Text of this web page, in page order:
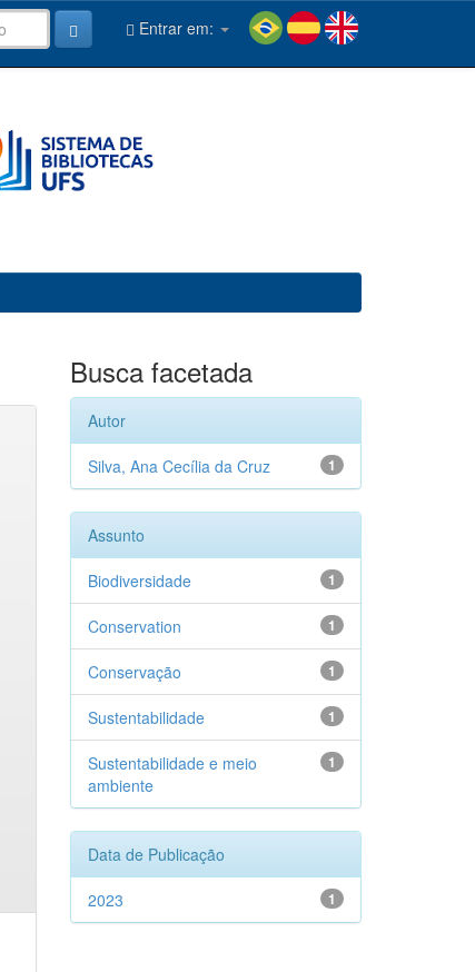
Entrar em:
Busca facetada
Autor
1
Silva, Ana Cecília da Cruz
Assunto
1
Biodiversidade
1
Conservation
1
Conservação
1
Sustentabilidade
1
Sustentabilidade e meio
ambiente
Data de Publicação
1
2023